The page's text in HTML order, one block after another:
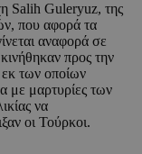
Salih Guleryuz, της
που αφορά τα
αναφορά σε
προς την
εκ των οποίων
με μαρτυρίες των
να
οι Τούρκοι.